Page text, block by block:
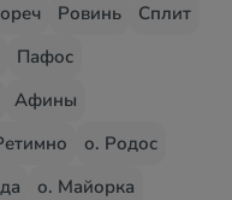
Ровинь
Сплит
Пафос
Афины
о. Родос
о. Майорка